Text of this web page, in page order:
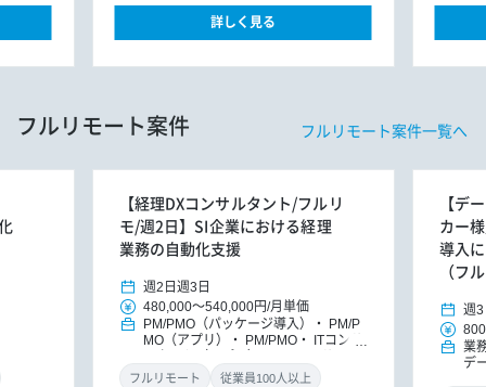
詳しく見る
フルリモート案件 フルリモート案件一覧へ
【経理DXコンサルタント/フルリ
モ/週2日】SI企業における経理
業務の自動化支援
週2日 週3日
480,000～540,000円/月単価
PM/PMO（パッケージ導入）
PM/P
MO（アプリ）
PM/PMO
ITコンサ
ント
パッケージ導入コンサルタント
フルリモート 従業員100人以上
【デ
カー
導入
（フ
週3
業
デ